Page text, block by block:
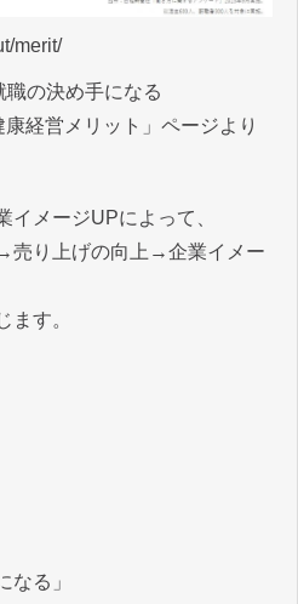
merit/
職の決め手になる
経営メリット」ページより
イメージUPによって、
売り上げの向上→企業イメー
ます。
なる」